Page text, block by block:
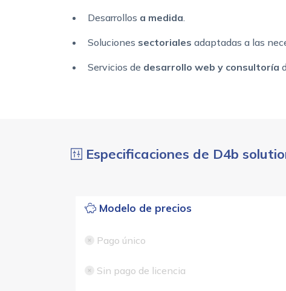
Desarrollos a medida.
Soluciones sectoriales adaptadas a las
Servicios de desarrollo web y consultoría
Especificaciones de D4b
Modelo de precios
Pago único
Sin pago de licencia